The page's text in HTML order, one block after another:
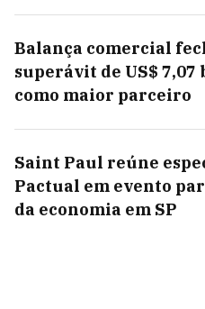
Balança comercial
superávit de US$ 7,07
como maior parceiro
Saint Paul reúne
Pactual em evento
da economia em SP